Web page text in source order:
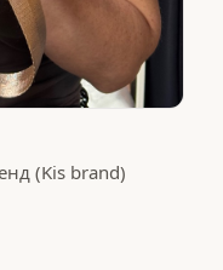
(Kis brand)